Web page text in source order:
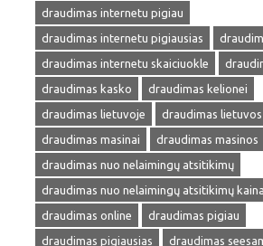
draudimas internetu pigiau
draudimas internetu pigiausias
draudimas internetu skaiciuokle
draudimas kasko
draudimas kelionei
draudimas lietuvoje
draudimas lietuvos
draudimas masinai
draudimas masinos
draudimas nuo nelaimingų atsitikimų
draudimas nuo nelaimingų atsitikimų kaina
draudimas online
draudimas pigiau
draudimas pigiausias
draudimas